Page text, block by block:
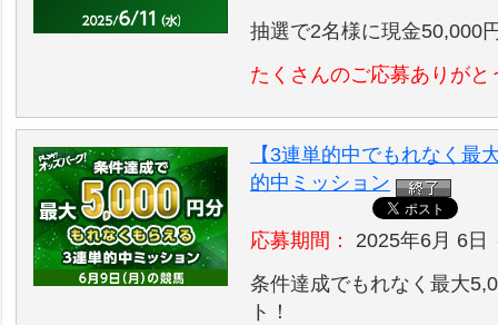
抽選で2名様に現金50,000
たくさんのご応募ありがと
【3連単的中でもれなく最
的中ミッション
応募期間：
2025年6月 6日
条件達成でもれなく最大
ト！